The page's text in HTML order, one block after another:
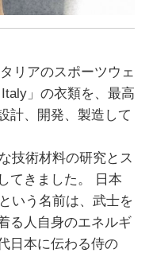
リアのスポーツウェ
」の衣類を、最高
計、開発、製造して
技術材料の研究とス
てきました。 日本
いう名前は、武士を
る人自身のエネルギ
日本に伝わる侍の